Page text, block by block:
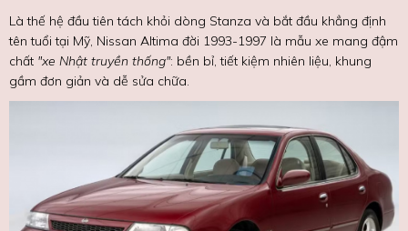
Là thế hệ đầu tiên tách khỏi dòng Stanza và bắt đầu khẳng định
tên tuổi tại Mỹ, Nissan Altima đời 1993-1997 là mẫu xe mang đậm
chất "xe Nhật truyền thống": bền bỉ, tiết kiệm nhiên liệu, khung
gầm đơn giản và dễ sửa chữa.